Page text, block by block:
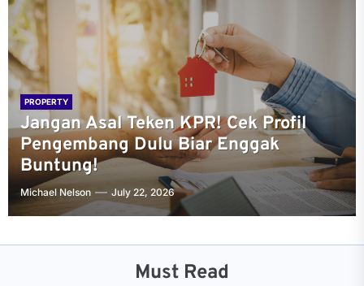
PROPERTY
Jangan Asal Teken KPR! Cek Profil
Pengembang Dulu Biar Enggak
Buntung!
Michael Nelson July 22, 2026
Must Read